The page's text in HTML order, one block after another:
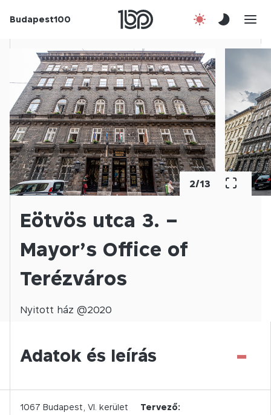
Budapest100
Csatlakozz!
Kapcsolat
En
2/13
Eötvös utca 3. –
Mayor’s Office of
Terézváros
Nyitott ház @2020
Adatok és leírás -
1067 Budapest, VI. kerület
Tervező: